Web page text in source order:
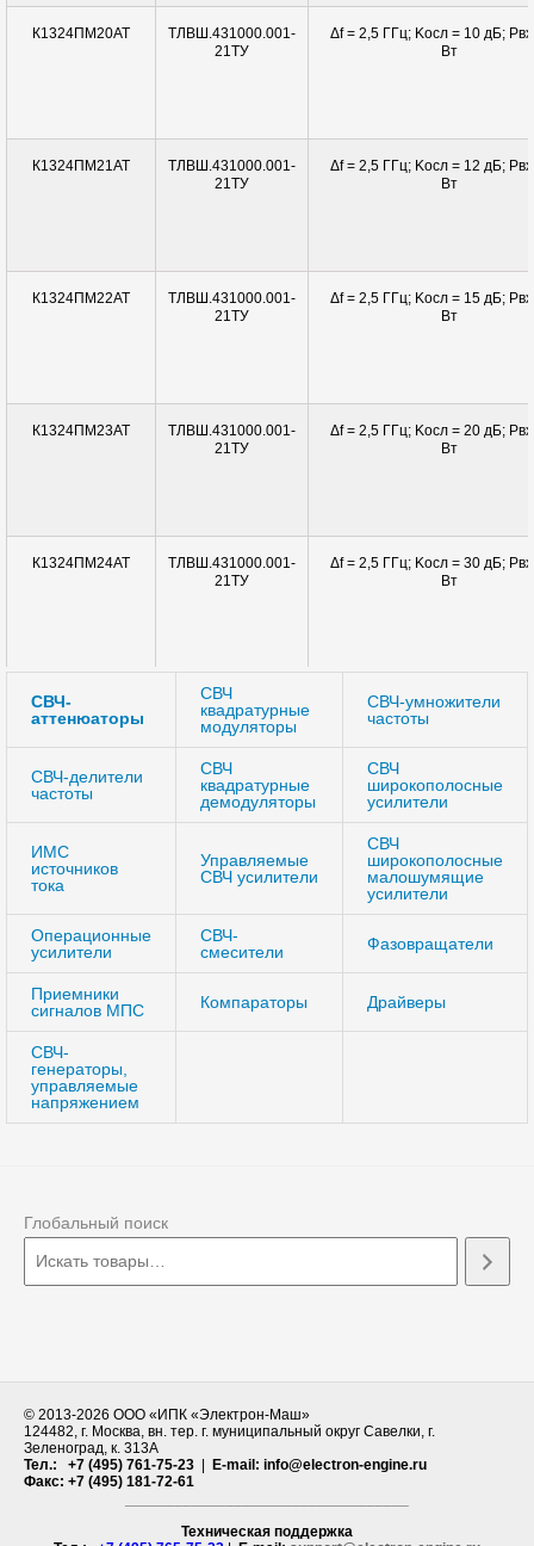
К1324ПМ20АТ
ТЛВШ.431000.001-
21ТУ
Δf = 2,5 ГГц; Kосл = 10 дБ;
Вт
К1324ПМ21АТ
ТЛВШ.431000.001-
21ТУ
Δf = 2,5 ГГц; Kосл = 12 дБ;
Вт
К1324ПМ22АТ
ТЛВШ.431000.001-
21ТУ
Δf = 2,5 ГГц; Kосл = 15 дБ;
Вт
К1324ПМ23АТ
ТЛВШ.431000.001-
21ТУ
Δf = 2,5 ГГц; Kосл = 20 дБ;
Вт
К1324ПМ24АТ
ТЛВШ.431000.001-
21ТУ
Δf = 2,5 ГГц; Kосл = 30 дБ;
Вт
СВЧ-
аттенюаторы
СВЧ
квадратурные
модуляторы
СВЧ-умножители
частоты
СВЧ-делители
частоты
СВЧ
квадратурные
демодуляторы
СВЧ
широкополосные
усилители
ИМС
источников
тока
Управляемые
СВЧ усилители
СВЧ
широкополосные
малошумящие
усилители
Операционные
усилители
СВЧ-
смесители
Фазовращатели
Приемники
сигналов МПС
Компараторы Драйверы
СВЧ-
генераторы,
управляемые
напряжением
Глобальный поиск
© 2013-2026 ООО «ИПК «Электрон-Маш»ㅤㅤㅤㅤㅤㅤㅤㅤㅤㅤㅤㅤㅤㅤㅤㅤㅤㅤㅤ
124482, г. Москва, вн. тер. г. муниципальный округ Савелки, г.
Зеленоград, к. 313А
Тел.: +7 (495) 761-75-23
E-mail: info@electron-engine.ru
Факс: +7 (495) 181-72-61
Техническая поддержка